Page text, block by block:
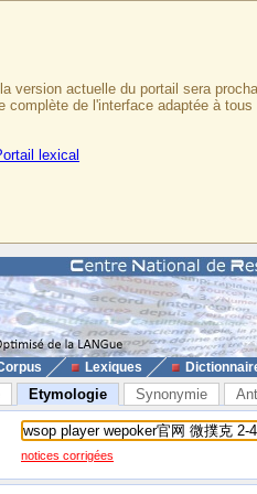
version actuelle du portail sera
complète de l'interface adaptée à
lexical
Lexiques
Etymologie Synonymie
notices corrigées